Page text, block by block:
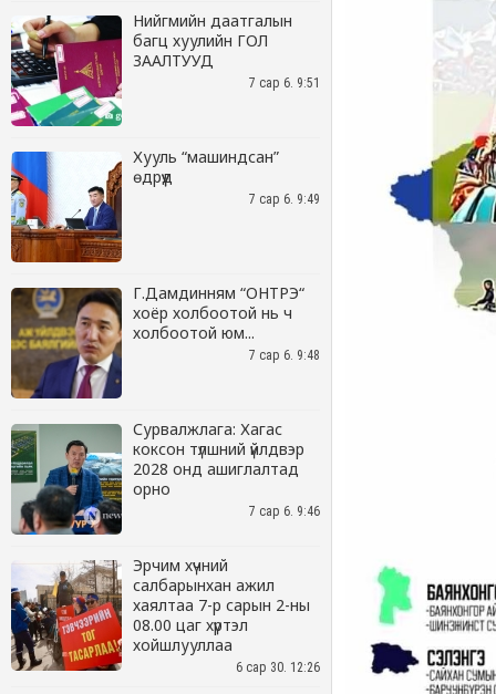
Нийгмийн даатгалын
багц хуулийн ГОЛ
ЗААЛТУУД
7 сар 6. 9:51
Хууль “машиндсан”
өдрүүд
7 сар 6. 9:49
Г.Дамдинням “ОНТРЭ“
хоёр холбоотой нь ч
холбоотой юм...
7 сар 6. 9:48
Сурвалжлага: Хагас
коксон түлшний үйлдвэр
2028 онд ашиглалтад
орно
7 сар 6. 9:46
Эрчим хүчний
салбарынхан ажил
хаялтаа 7-р сарын 2-ны
08.00 цаг хүртэл
хойшлууллаа
6 сар 30. 12:26